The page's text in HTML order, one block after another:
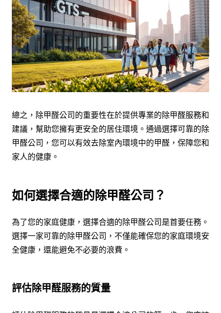
總之，除甲醛公司的重要性在於提供專業的除甲醛服務和
建議，幫助您擁有更安全的居住環境。通過選擇可靠的除
甲醛公司，您可以有效去除室內環境中的甲醛，保障您和
家人的健康。
如何選擇合適的除甲醛公司？
為了您的家庭健康，選擇合適的除甲醛公司是首要任務。
選擇一家可靠的除甲醛公司，不僅能確保您的家庭環境安
全健康，還能避免不必要的浪費。
評估除甲醛服務的質量